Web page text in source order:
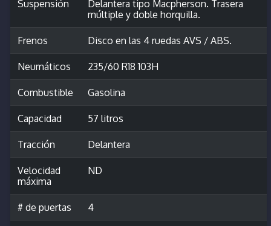
Suspensión
Delantera tipo Macpherson. Trasera
múltiple y doble horquilla.
Frenos Disco en las 4 ruedas AVS / ABS.
Neumáticos 235/60 R18 103H
Combustible Gasolina
Capacidad 57 litros
Tracción Delantera
Velocidad
máxima
ND
# de puertas 4